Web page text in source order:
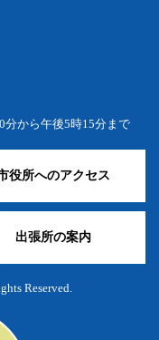
分から午後5時15分まで
役所へのアクセス
出張所の案内
Reserved.